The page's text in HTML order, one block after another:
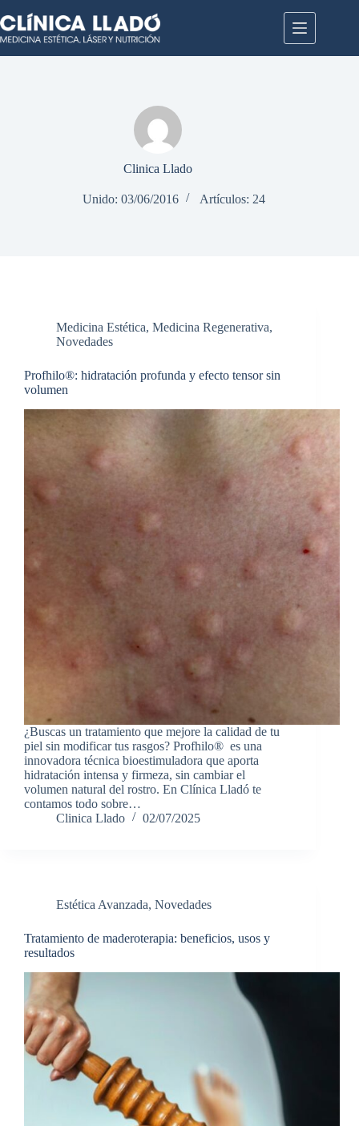
al
contenido
Clinica Llado
Unido: 03/06/2016 Artículos: 24
Medicina Estética, Medicina Regenerativa,
Novedades
Profhilo®: hidratación profunda y efecto tensor sin
volumen
¿Buscas un tratamiento que mejore la calidad de tu
piel sin modificar tus rasgos? Profhilo® es una
innovadora técnica bioestimuladora que aporta
hidratación intensa y firmeza, sin cambiar el
volumen natural del rostro. En Clínica Lladó te
contamos todo sobre…
Clinica Llado
02/07/2025
Estética Avanzada, Novedades
Tratamiento de maderoterapia: beneficios, usos y
resultados